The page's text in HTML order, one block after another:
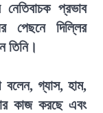
নেতিবাচক প্রভাব
পেছনে দিল্লির
তিনি।
বলেন, গ্যাস, হাম,
কাজ করছে এবং